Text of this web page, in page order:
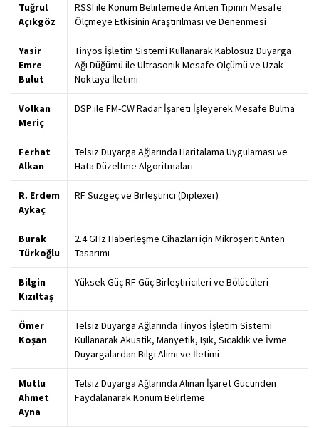
Tuğrul
Açıkgöz
RSSI ile Konum Belirlemede Anten Tipinin Mesafe
Ölçmeye Etkisinin Araştırılması ve Denenmesi
Yasir
Emre
Bulut
Tinyos İşletim Sistemi Kullanarak Kablosuz Duyarga
Ağı Düğümü ile Ultrasonik Mesafe Ölçümü ve Uzak
Noktaya İletimi
Volkan
Meriç
DSP ile FM-CW Radar İşareti İşleyerek Mesafe Bulma
Ferhat
Alkan
Telsiz Duyarga Ağlarında Haritalama Uygulaması ve
Hata Düzeltme Algoritmaları
R. Erdem
Aykaç
RF Süzgeç ve Birleştirici (Diplexer)
Burak
Türkoğlu
2.4 GHz Haberleşme Cihazları için Mikroşerit Anten
Tasarımı
Bilgin
Kızıltaş
Yüksek Güç RF Güç Birleştiricileri ve Bölücüleri
Ömer
Koşan
Telsiz Duyarga Ağlarında Tinyos İşletim Sistemi
Kullanarak Akustik, Manyetik, Işık, Sıcaklık ve İvme
Duyargalardan Bilgi Alımı ve İletimi
Mutlu
Ahmet
Ayna
Telsiz Duyarga Ağlarında Alınan İşaret Gücünden
Faydalanarak Konum Belirleme